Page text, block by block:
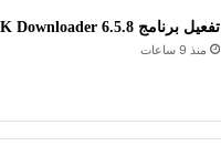
تفعيل برنامج 4K Downloader 6.5.8
منذ 9 ساعات